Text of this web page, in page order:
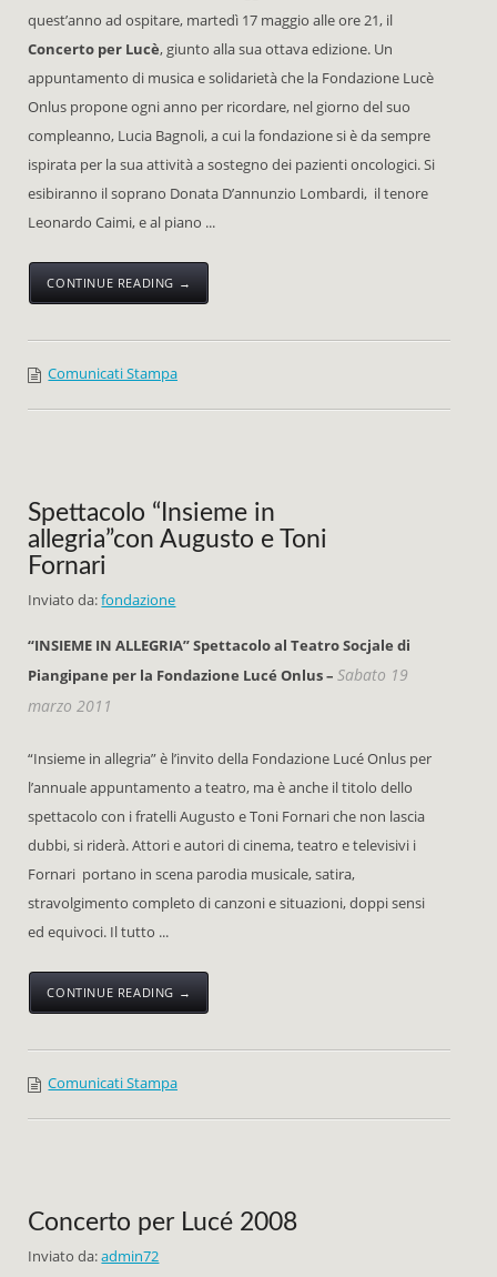
quest’anno ad ospitare, martedì 17 maggio alle ore 21, il
Concerto per Lucè, giunto alla sua ottava edizione. Un
appuntamento di musica e solidarietà che la Fondazione Lucè
Onlus propone ogni anno per ricordare, nel giorno del suo
compleanno, Lucia Bagnoli, a cui la fondazione si è da sempre
ispirata per la sua attività a sostegno dei pazienti oncologici. Si
esibiranno il soprano Donata D’annunzio Lombardi, il tenore
Leonardo Caimi, e al piano ...
CONTINUE READING →
Comunicati Stampa
Spettacolo “Insieme in
allegria”con Augusto e Toni
Fornari
Inviato da:fondazione
“INSIEME IN ALLEGRIA”Spettacolo al Teatro Socjale di
Piangipane per la Fondazione Lucé Onlus –Sabato 19
marzo 2011
“Insieme in allegria” è l’invito della Fondazione Lucé Onlus per
l’annuale appuntamento a teatro, ma è anche il titolo dello
spettacolo con i fratelli Augusto e Toni Fornari che non lascia
dubbi, si riderà. Attori e autori di cinema, teatro e televisivi i
Fornari portano in scena parodia musicale, satira,
stravolgimento completo di canzoni e situazioni, doppi sensi
ed equivoci. Il tutto ...
CONTINUE READING →
Comunicati Stampa
Concerto per Lucé 2008
Inviato da:admin72